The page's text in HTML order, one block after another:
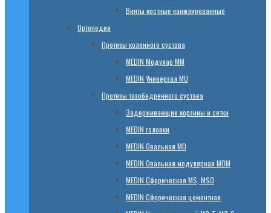
Винты костные канюлированные
Ортопедия
Протезы коленного сустава
МЕDIN Модулар ММ
МЕDIN Универзал MU
Протезы тазобедренного сустава
Задерживающие корзины и сетки
МЕDIN головки
МЕDIN Овальная MО
МЕDIN Овальная модулярная MOM
МЕDIN Сферическая MS, MSO
МЕDIN Сферическая цементная